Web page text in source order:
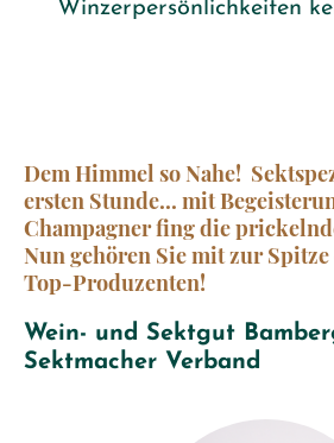
Winzerpersönlichkeiten
Dem Himmel so Nahe!
ersten Stunde... mit
Champagner fing die
Nun gehören Sie mit zur
Top-Produzenten!
Wein- und Sektgut
Sektmacher Verband